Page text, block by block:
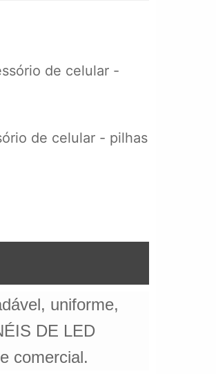
de celular -
de celular - pilhas
uniforme,
DE LED
comercial.